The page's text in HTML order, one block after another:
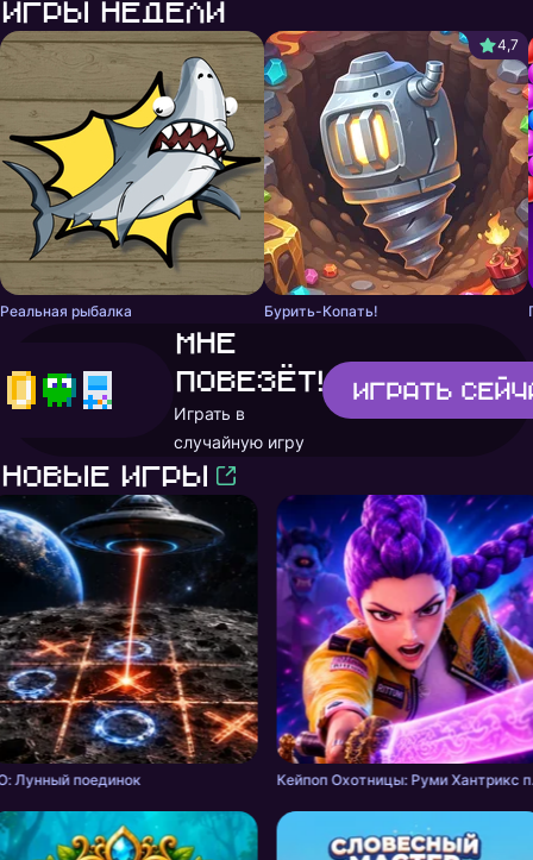
Игры недели
Реальная рыбалка
4,7
Бурить-Копать!
Мне
повезёт!
Играть в
случайную игру
Играть
Новые игры
Лунный поединок Кейпоп